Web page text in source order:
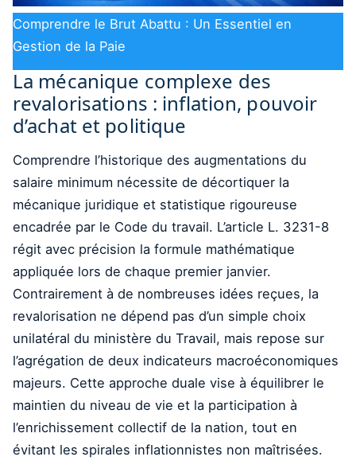
Comprendre le Brut Abattu : Un Essentiel en
Gestion de la Paie
La mécanique complexe des
revalorisations : inflation, pouvoir
d’achat et politique
Comprendre l’historique des augmentations du
salaire minimum nécessite de décortiquer la
mécanique juridique et statistique rigoureuse
encadrée par le Code du travail. L’article L. 3231-8
régit avec précision la formule mathématique
appliquée lors de chaque premier janvier.
Contrairement à de nombreuses idées reçues, la
revalorisation ne dépend pas d’un simple choix
unilatéral du ministère du Travail, mais repose sur
l’agrégation de deux indicateurs macroéconomiques
majeurs. Cette approche duale vise à équilibrer le
maintien du niveau de vie et la participation à
l’enrichissement collectif de la nation, tout en
évitant les spirales inflationnistes non maîtrisées.